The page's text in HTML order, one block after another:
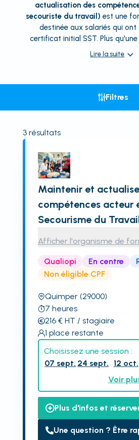
actualisation des
secouriste du travail) est une
destinée aux salariés qui
certificat initial SST. Plus
Lire la suite
Filtres
3résultats
Maintenir et
compétences acteur
Secourisme du
Afficher l'organisme de
Qualiopi En centre
Non éligible CPF
Quimper (29000)
7 heures
216€ HT / stagiaire
1 place restante
Choisissez une session :
07 sept. 24 sept. 12 oct.
Voir
Plus d'infos et
Une question ? Être